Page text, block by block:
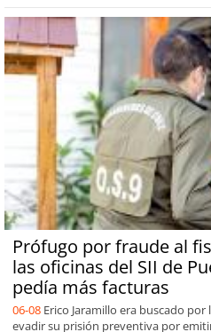
Prófugo por fraude al
las oficinas del SII de
pedía más facturas
06-08 Erico Jaramillo era buscado
evadir su prisión preventiva por